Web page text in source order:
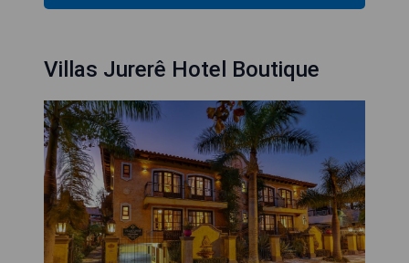
Villas Jurerê Hotel Boutique